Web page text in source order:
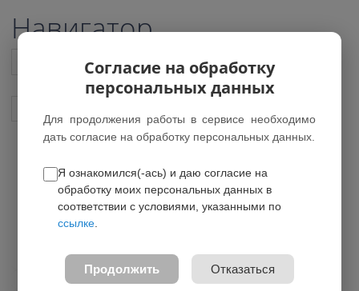
Навигатор
Список всех программ
Основы скалолазания
*Программа была удалена
Возраст: 7-15 лет
Направление:
Согласие на обработку
персональных данных
Для продолжения работы в сервисе необходимо
дать согласие на обработку персональных данных.
Я ознакомился(-ась) и даю согласие на
обработку моих персональных данных в
соответствии с условиями, указанными по
ссылке
Продолжить Отказаться